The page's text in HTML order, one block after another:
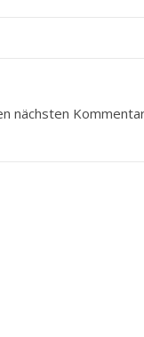
nächsten